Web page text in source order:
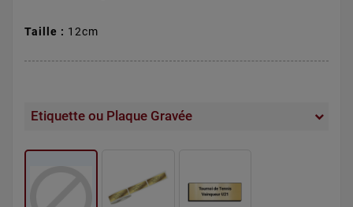
Taille : 12cm
Etiquette ou Plaque Gravée